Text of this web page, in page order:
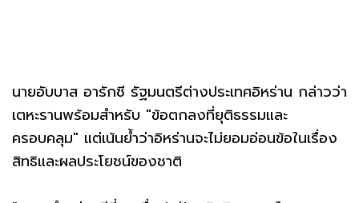
นายอับบาส อารักชี รัฐมนตรีต่างประเทศอิหร่าน กล่าวว่า
เตหะรานพร้อมสำหรับ "ข้อตกลงที่ยุติธรรมและ
ครอบคลุม" แต่เน้นย้ำว่าอิหร่านจะไม่ยอมอ่อนข้อในเรื่อง
สิทธิและผลประโยชน์ของชาติ